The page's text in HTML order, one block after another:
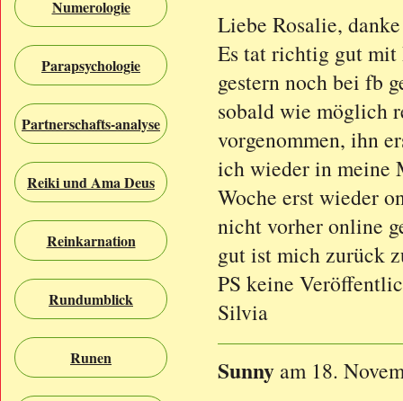
Numerologie
Parapsychologie
Partnerschafts-analyse
Reiki und Ama Deus
Reinkarnation
Rundumblick
Runen
Liebe Rosalie,
Es tat richtig gut
gestern noch bei fb
sobald wie möglich
vorgenommen, ihn
ich wieder in meine
Woche erst wieder
nicht vorher online
gut ist mich zurück
PS keine
Silvia
Sunny am 18.